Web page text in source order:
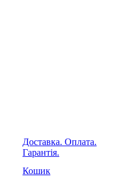
Доставка. Оплата.
Гарантія.
Кошик